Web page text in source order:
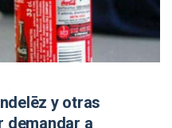
y otras